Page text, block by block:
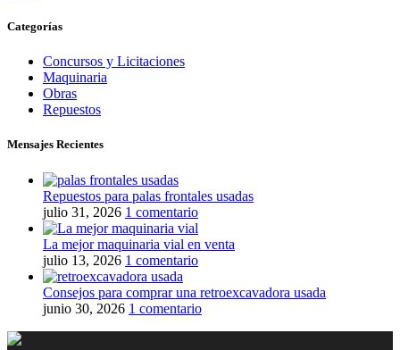
Categorías
Concursos y Licitaciones
Maquinaria
Obras
Repuestos
Mensajes Recientes
Repuestos para palas frontales usadas
julio 31, 2026 1 comentario
La mejor maquinaria vial en venta
julio 13, 2026 1 comentario
Consejos para comprar una retroexcavadora usada
junio 30, 2026 1 comentario